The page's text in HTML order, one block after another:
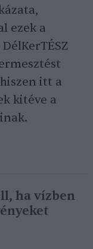
ezek a
itt a
kitéve a
ha vízben